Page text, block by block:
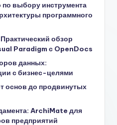
выбору инструмента
программного
обзор
Paradigm с OpenDocs
данных:
с бизнес-целями
основ до продвинутых
ArchiMate для
предприятий